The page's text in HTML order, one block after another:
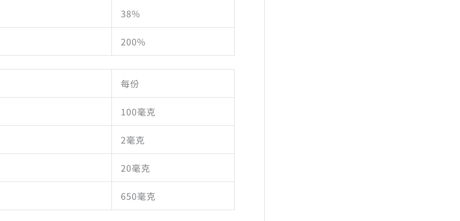
38%
200%
每份
100毫克
2毫克
20毫克
650毫克